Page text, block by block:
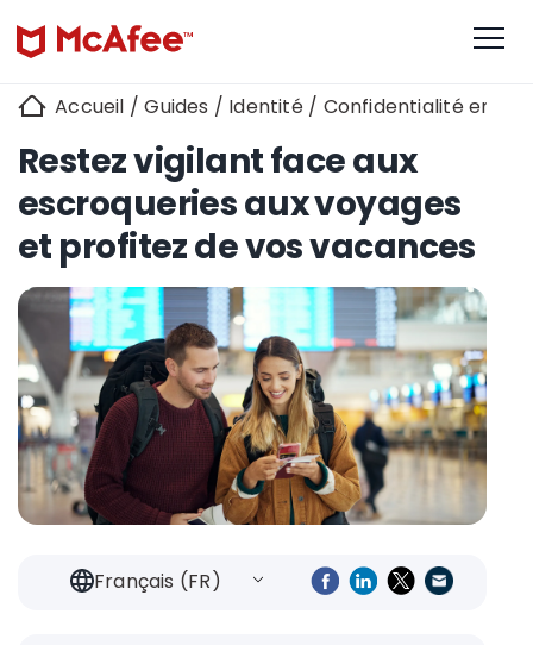
Accueil /Guides / Identité/ Confidentialité en
Restez vigilant face aux
escroqueries aux voyages
et profitez de vos vacances
Français (FR)